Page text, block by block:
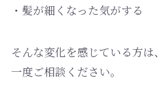
・髪が細くなった気がする
そんな変化を感じている方は、
一度ご相談ください。